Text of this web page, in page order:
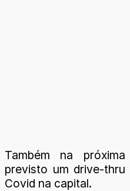
Também na
previsto um drive-
Covid na capital.